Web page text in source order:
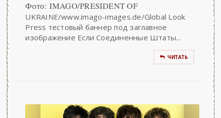
Фото: IMAGO/PRESIDENT OF
UKRAINE/www.imago-images.de/Global Look
Press тестовый баннер под заглавное
изображение Если Соединенные Штаты...
ЧИТАТЬ